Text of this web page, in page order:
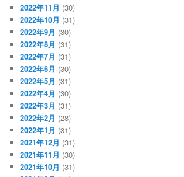
2022年11月 (30)
2022年10月 (31)
2022年9月 (30)
2022年8月 (31)
2022年7月 (31)
2022年6月 (30)
2022年5月 (31)
2022年4月 (30)
2022年3月 (31)
2022年2月 (28)
2022年1月 (31)
2021年12月 (31)
2021年11月 (30)
2021年10月 (31)